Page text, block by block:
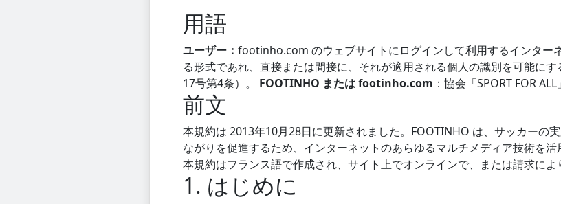
用語
ユーザー： footinho.com のウェブサイトにログインして利用するインター
る形式であれ、直接または間接に、それが適用される個人の識別を可能に
17号第4条）。 FOOTINHO または footinho.com ：協会「SPORT FOR
前文
本規約は 2013年10月28日に更新されました。FOOTINHO は、サッカーの
ながりを促進するため、インターネットのあらゆるマルチメディア技術を活
本規約はフランス語で作成され、サイト上でオンラインで、または請求によ
1. はじめに